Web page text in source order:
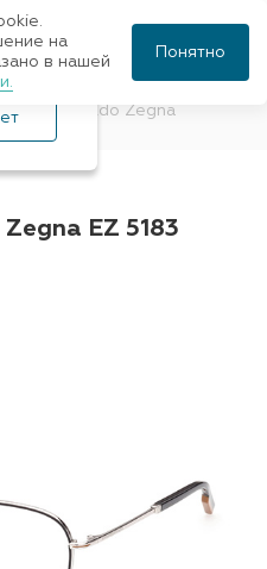
Ermenegildo Zegna
EZ 5183
на
в нашей
Понятно